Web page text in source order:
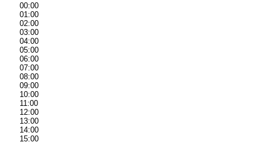
00:00
01:00
02:00
03:00
04:00
05:00
06:00
07:00
08:00
09:00
10:00
11:00
12:00
13:00
14:00
15:00